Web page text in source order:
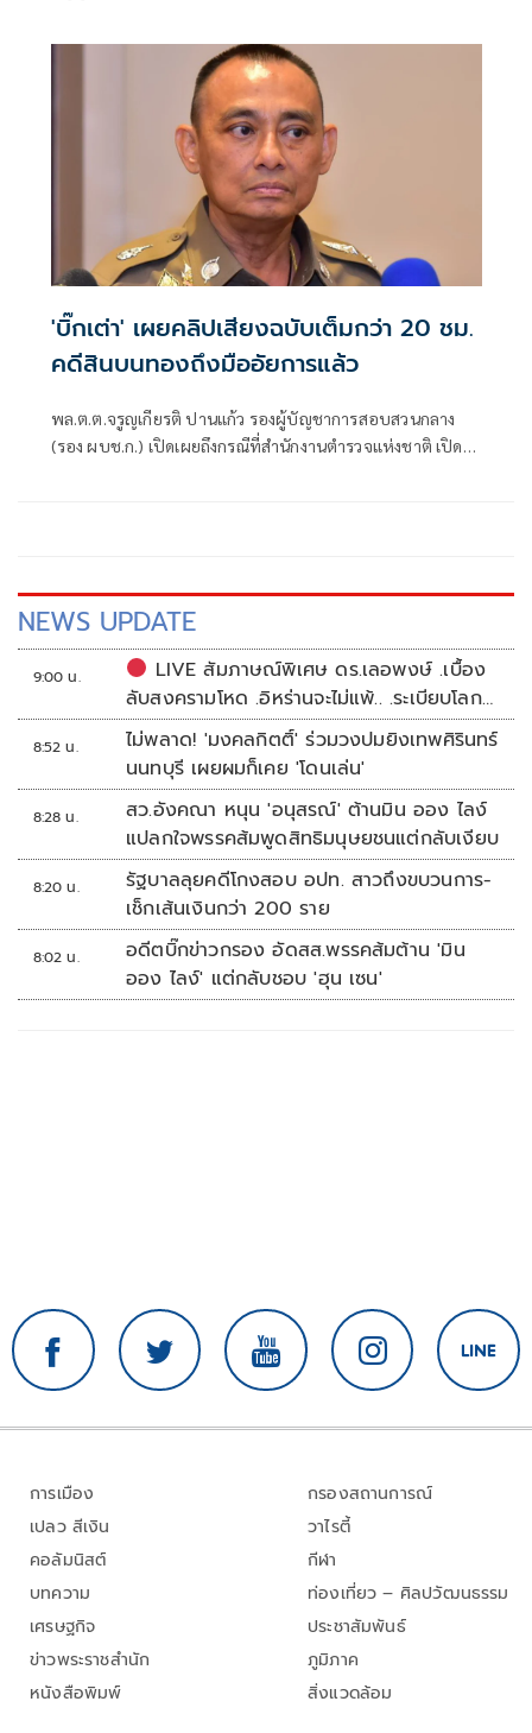
ชาติ (กสม.)
'บิ๊กเต่า' เผยคลิปเสียงฉบับเต็มกว่า 20 ชม.
คดีสินบนทองถึงมืออัยการแล้ว
พล.ต.ต.จรูญเกียรติ ปานแก้ว รองผู้บัญชาการสอบสวนกลาง
(รอง ผบช.ก.) เปิดเผยถึงกรณีที่สำนักงานตำรวจแห่งชาติ เปิด
NEWS UPDATE
9:00 น.
LIVE สัมภาษณ์พิเศษ ดร.เลอพงษ์ .เบื้อง
ลับสงครามโหด .อิหร่านจะไม่แพ้.. .ระเบียบโลก
ใหม่ในตะวันออกกลาง…. | อิสรภาพแห่งความ
คิด กับ..สำราญ รอดเพชร
8:52 น.
ไม่พลาด! 'มงคลกิตติ์' ร่วมวงปมยิงเทพศิรินทร์
นนทบุรี เผยผมก็เคย 'โดนเล่น'
8:28 น.
สว.อังคณา หนุน 'อนุสรณ์' ต้านมิน ออง ไลง์
แปลกใจพรรคส้มพูดสิทธิมนุษยชนแต่กลับเงียบ
8:20 น.
รัฐบาลลุยคดีโกงสอบ อปท. สาวถึงขบวนการ-
เช็กเส้นเงินกว่า 200 ราย
8:02 น.
อดีตบิ๊กข่าวกรอง อัดสส.พรรคส้มต้าน 'มิน
ออง ไลง์' แต่กลับชอบ 'ฮุน เซน'
การเมือง
เปลว สีเงิน
คอลัมนิสต์
บทความ
เศรษฐกิจ
ข่าวพระราชสำนัก
หนังสือพิมพ์
กรองสถานการณ์
วาไรตี้
กีฬา
ท่องเที่ยว – ศิลปวัฒนธรรม
ประชาสัมพันธ์
ภูมิภาค
สิ่งแวดล้อม